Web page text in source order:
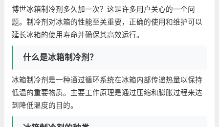
博世冰箱制冷剂多久加一次？这是许多用户关心的一个问
题。制冷剂对冰箱的性能至关重要，正确的使用和维护可以
延长冰箱的使用寿命并确保其高效运行。
什么是冰箱制冷剂？
冰箱制冷剂是一种通过循环系统在冰箱内部传递热量以保持
低温的重要物质。主要工作原理是通过压缩和膨胀过程来达
到降低温度的目的。